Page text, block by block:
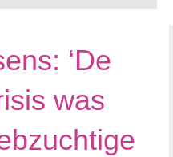
‘De
was